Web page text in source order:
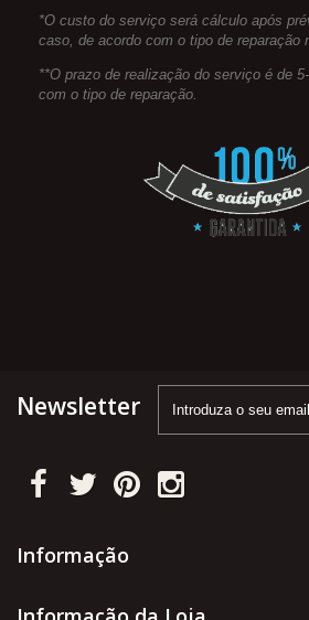
*O custo do serviço será cálculo após
caso, de acordo com o tipo de reparação
**O prazo de realização do serviço é de
com o tipo de reparação.
Newsletter
Informação